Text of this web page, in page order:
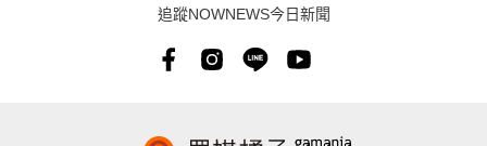
追蹤NOWNEWS今日新聞